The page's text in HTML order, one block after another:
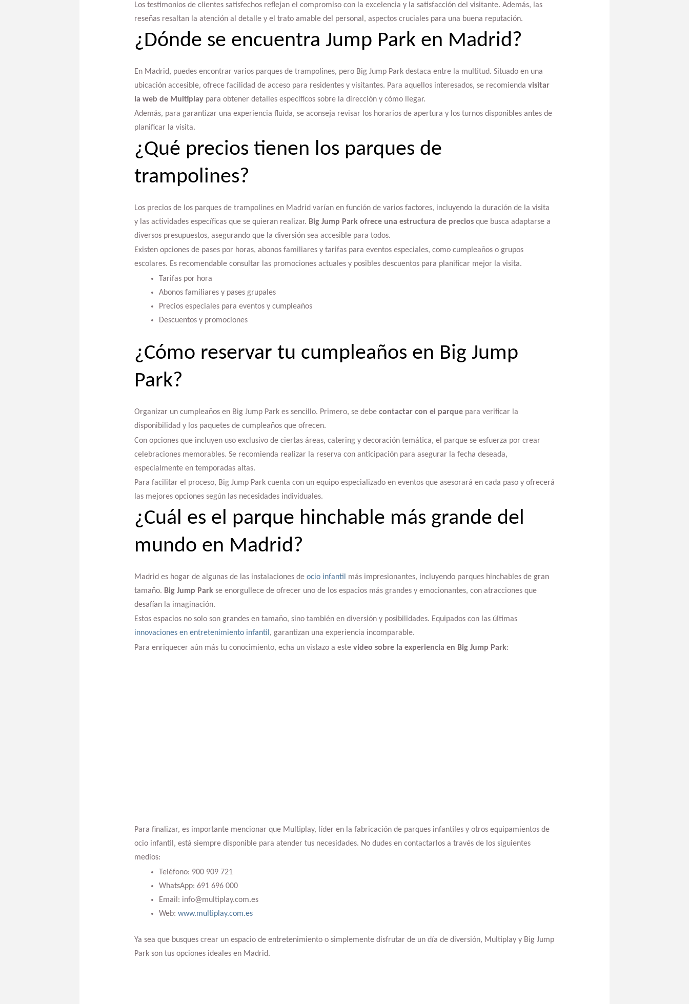
Los testimonios de clientes satisfechos reflejan el compromiso con la excelencia y la satisfacción del visitante. Además, las
reseñas resaltan la atención al detalle y el trato amable del personal, aspectos cruciales para una buena reputación.
¿Dónde se encuentra Jump Park en Madrid?
En Madrid, puedes encontrar varios parques de trampolines, pero Big Jump Park destaca entre la multitud. Situado en una
ubicación accesible, ofrece facilidad de acceso para residentes y visitantes. Para aquellos interesados, se recomienda visitar
la web de Multiplaypara obtener detalles específicos sobre la dirección y cómo llegar.
Además, para garantizar una experiencia fluida, se aconseja revisar los horarios de apertura y los turnos disponibles antes de
planificar la visita.
¿Qué precios tienen los parques de
trampolines?
Los precios de los parques de trampolines en Madrid varían en función de varios factores, incluyendo la duración de la visita
y las actividades específicas que se quieran realizar. Big Jump Park ofrece una estructura de preciosque busca adaptarse a
diversos presupuestos, asegurando que la diversión sea accesible para todos.
Existen opciones de pases por horas, abonos familiares y tarifas para eventos especiales, como cumpleaños o grupos
escolares. Es recomendable consultar las promociones actuales y posibles descuentos para planificar mejor la visita.
Tarifas por hora
Abonos familiares y pases grupales
Precios especiales para eventos y cumpleaños
Descuentos y promociones
¿Cómo reservar tu cumpleaños en Big Jump
Park?
Organizar un cumpleaños en Big Jump Park es sencillo. Primero, se debe contactar con el parquepara verificar la
disponibilidad y los paquetes de cumpleaños que ofrecen.
Con opciones que incluyen uso exclusivo de ciertas áreas, catering y decoración temática, el parque se esfuerza por crear
celebraciones memorables. Se recomienda realizar la reserva con anticipación para asegurar la fecha deseada,
especialmente en temporadas altas.
Para facilitar el proceso, Big Jump Park cuenta con un equipo especializado en eventos que asesorará en cada paso y ofrecerá
las mejores opciones según las necesidades individuales.
¿Cuál es el parque hinchable más grande del
mundo en Madrid?
Madrid es hogar de algunas de las instalaciones de ocio infantil
más impresionantes, incluyendo parques hinchables de gran
tamaño. Big Jump Parkse enorgullece de ofrecer uno de los espacios más grandes y emocionantes, con atracciones que
desafían la imaginación.
Estos espacios no solo son grandes en tamaño, sino también en diversión y posibilidades. Equipados con las últimas
innovaciones en entretenimiento infantil, garantizan una experiencia incomparable.
Para enriquecer aún más tu conocimiento, echa un vistazo a este video sobre la experiencia en Big Jump Park:
Para finalizar, es importante mencionar que Multiplay, líder en la fabricación de parques infantiles y otros equipamientos de
ocio infantil, está siempre disponible para atender tus necesidades. No dudes en contactarlos a través de los siguientes
medios:
Teléfono: 900 909 721
WhatsApp: 691 696 000
Email: info@multiplay.com.es
Web: www.multiplay.com.es
Ya sea que busques crear un espacio de entretenimiento o simplemente disfrutar de un día de diversión, Multiplay y Big Jump
Park son tus opciones ideales en Madrid.